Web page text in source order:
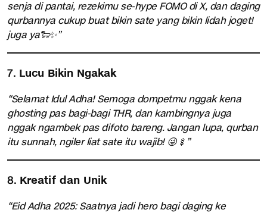
senja di pantai, rezekimu se-hype FOMO di X, dan daging
qurbannya cukup buat bikin sate yang bikin lidah joget!
juga ya🐑✨”
7. Lucu Bikin Ngakak
“Selamat Idul Adha! Semoga dompetmu nggak kena
ghosting pas bagi-bagi THR, dan kambingnya juga
nggak ngambek pas difoto bareng. Jangan lupa, qurban
itu sunnah, ngiler liat sate itu wajib! 😜🍢”
8. Kreatif dan Unik
“Eid Adha 2025: Saatnya jadi hero bagi daging ke